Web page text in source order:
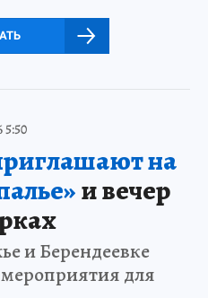
на
и вечер
и Берендеевке
для